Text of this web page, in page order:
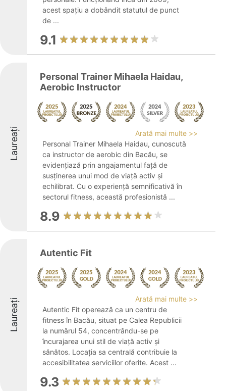
acest spațiu a dobândit statutul de punct
de ...
9.1
Laureați
Personal Trainer Mihaela Haidau,
Aerobic Instructor
Arată mai multe >>
Personal Trainer Mihaela Haidau, cunoscută
ca instructor de aerobic din Bacău, se
evidențiază prin angajamentul față de
susținerea unui mod de viață activ și
echilibrat. Cu o experiență semnificativă în
sectorul fitness, această profesionistă ...
8.9
Laureați
Autentic Fit
Arată mai multe >>
Autentic Fit operează ca un centru de
fitness în Bacău, situat pe Calea Republicii
la numărul 54, concentrându-se pe
încurajarea unui stil de viață activ și
sănătos. Locația sa centrală contribuie la
accesibilitatea serviciilor oferite. Acest ...
9.3